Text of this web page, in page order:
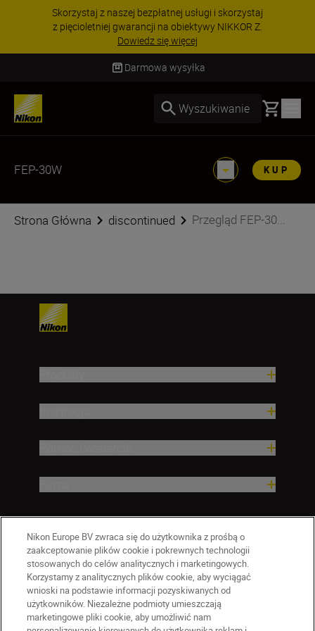
Skorzystaj z naszej bezpłatnej usługi i skorzystaj
z pięcioletniej gwarancji na obiektywy NIKKOR Z.
Dowiedz się więcej
Darmowa wysyłka
Wyszukiwanie Basket
FEP-30W KUP
Strona Główna discontinued Przegląd FEP-30...
Nikon Europe BV zwraca się do użytkownika z prośbą o
zaakceptowanie plików cookie i pokrewnych technologii
stosowanych do celów analitycznych i marketingowych.
Korzystamy z analitycznych plików cookie, aby wyciągać
wnioski na podstawie informacji pozyskiwanych od
użytkowników. Niezależne podmioty umieszczają
marketingowe pliki cookie, aby umożliwić nam